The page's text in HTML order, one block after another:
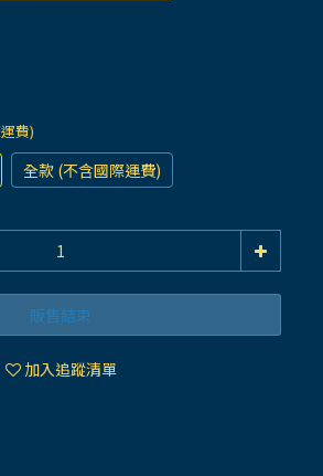
費)
全款 (不含國際運費)
販售結束
加入追蹤清單